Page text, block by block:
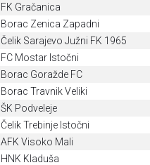
FK Gračanica
Borac Zenica Zapadni
Čelik Sarajevo Južni FK 1965
FC Mostar Istočni
Borac Goražde FC
Borac Travnik Veliki
ŠK Podveleje
Čelik Trebinje Istočni
AFK Visoko Mali
HNK Kladuša